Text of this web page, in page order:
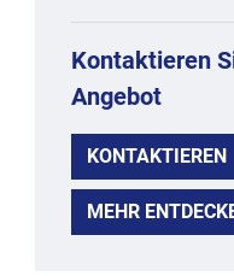
Kontaktieren
Angebot
KONTAKTIEREN
MEHR